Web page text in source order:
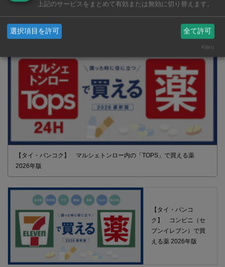
2026年版 タイの鉄道事情 電車でGO！
【タイ・バンコク】 マルシェトンロー内の「TOPS」で買える薬
2026年版
【タイ・バンコ
ク】 コンビニ（セ
ブンイレブン）で買
える薬 2026年版
上記のサービスをまとめて有効または無効に切り替えます。
選択項目を許可 全て許可
Klaro